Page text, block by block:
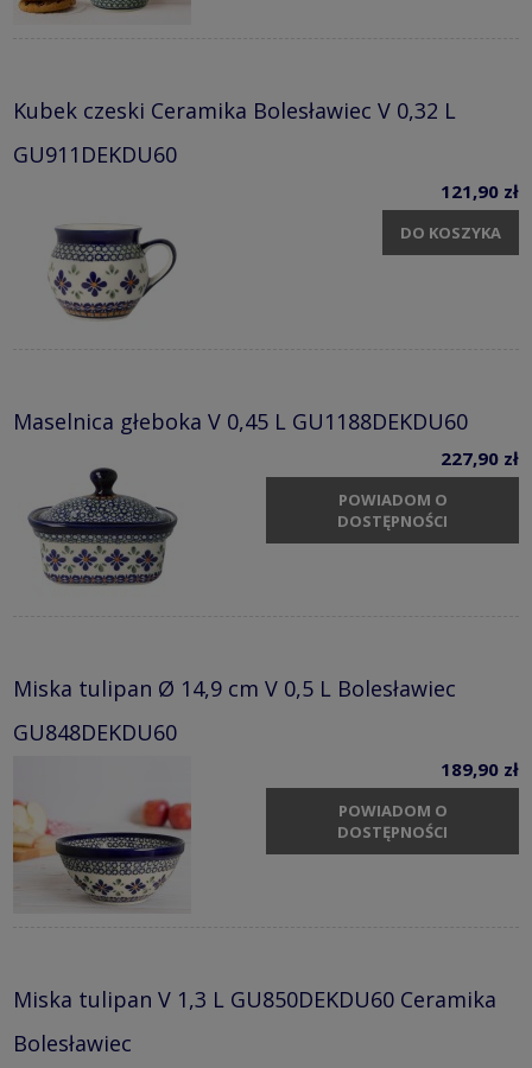
Kubek czeski Ceramika Bolesławiec V 0,32 L
GU911DEKDU60
121,90 zł
DO KOSZYKA
Maselnica głeboka V 0,45 L GU1188DEKDU60
227,90 zł
POWIADOM O
DOSTĘPNOŚCI
Miska tulipan Ø 14,9 cm V 0,5 L Bolesławiec
GU848DEKDU60
189,90 zł
POWIADOM O
DOSTĘPNOŚCI
Miska tulipan V 1,3 L GU850DEKDU60 Ceramika
Bolesławiec